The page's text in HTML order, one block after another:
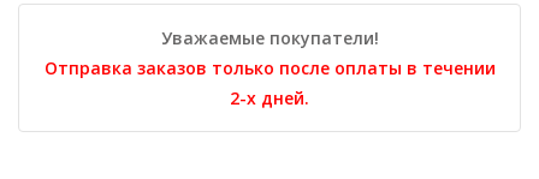
Уважаемые покупатели!
Отправка заказов только после оплаты в течении
2-х дней.